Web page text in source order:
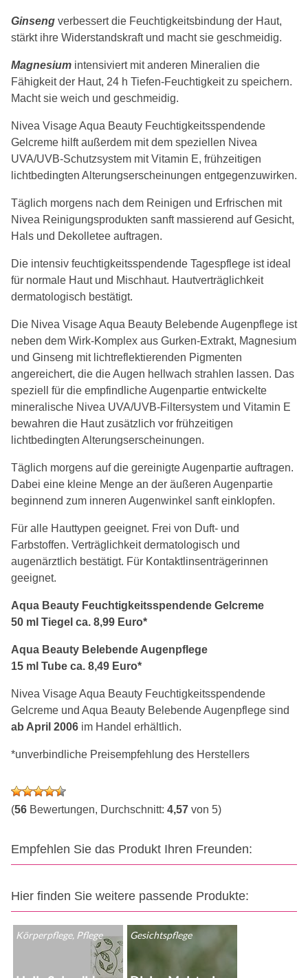
Ginseng verbessert die Feuchtigkeitsbindung der Haut,
stärkt ihre Widerstandskraft und macht sie geschmeidig.
Magnesium intensiviert mit anderen Mineralien die
Fähigkeit der Haut, 24 h Tiefen-Feuchtigkeit zu speichern.
Macht sie weich und geschmeidig.
Nivea Visage Aqua Beauty Feuchtigkeitsspendende
Gelcreme hilft außerdem mit dem speziellen Nivea
UVA/UVB-Schutzsystem mit Vitamin E, frühzeitigen
lichtbedingten Alterungserscheinungen entgegenzuwirken.
Täglich morgens nach dem Reinigen und Erfrischen mit
Nivea Reinigungsprodukten sanft massierend auf Gesicht,
Hals und Dekolletee auftragen.
Die intensiv feuchtigkeitsspendende Tagespflege ist ideal
für normale Haut und Mischhaut. Hautverträglichkeit
dermatologisch bestätigt.
Die Nivea Visage Aqua Beauty Belebende Augenpflege ist
neben dem Wirk-Komplex aus Gurken-Extrakt, Magnesium
und Ginseng mit lichtreflektierenden Pigmenten
angereichert, die die Augen hellwach strahlen lassen. Das
speziell für die empfindliche Augenpartie entwickelte
mineralische Nivea UVA/UVB-Filtersystem und Vitamin E
bewahren die Haut zusätzlich vor frühzeitigen
lichtbedingten Alterungserscheinungen.
Täglich morgens auf die gereinigte Augenpartie auftragen.
Dabei eine kleine Menge an der äußeren Augenpartie
beginnend zum inneren Augenwinkel sanft einklopfen.
Für alle Hauttypen geeignet. Frei von Duft- und
Farbstoffen. Verträglichkeit dermatologisch und
augenärztlich bestätigt. Für Kontaktlinsenträgerinnen
geeignet.
Aqua Beauty Feuchtigkeitsspendende Gelcreme
50 ml Tiegel ca. 8,99 Euro*
Aqua Beauty Belebende Augenpflege
15 ml Tube ca. 8,49 Euro*
Nivea Visage Aqua Beauty Feuchtigkeitsspendende
Gelcreme und Aqua Beauty Belebende Augenpflege sind
ab April 2006 im Handel erhältlich.
*unverbindliche Preisempfehlung des Herstellers
(56 Bewertungen, Durchschnitt: 4,57 von 5)
Empfehlen Sie das Produkt Ihren Freunden:
Hier finden Sie weitere passende Produkte:
Körperpflege, Pflege Gesichtspflege